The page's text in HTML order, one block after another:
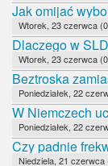
Jak omijać
Wtorek, 23 czerwca
Dlaczego w
Wtorek, 23 czerwca
Beztroska
Poniedziałek, 22
W Niemczech
Poniedziałek, 22
Czy padnie
Niedziela, 21 czerwca